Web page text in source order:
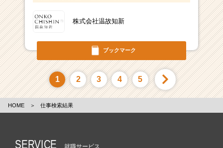
ブックマーク
株式会社温故知新
1 2 3 4 5
HOME ＞ 仕事検索結果
SERVICE